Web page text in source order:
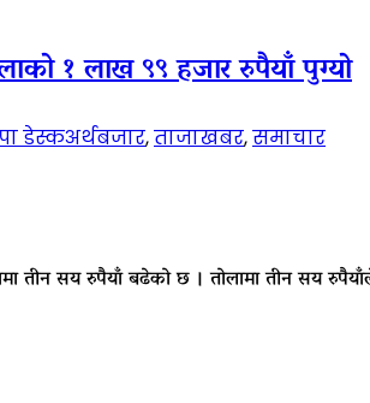
१ लाख ९९ हजार रुपैयाँ पुग्यो
डेस्कअर्थबजार,ताजाखबर,समाचार
तीन सय रुपैयाँ बढेको छ । तोलामा तीन सय